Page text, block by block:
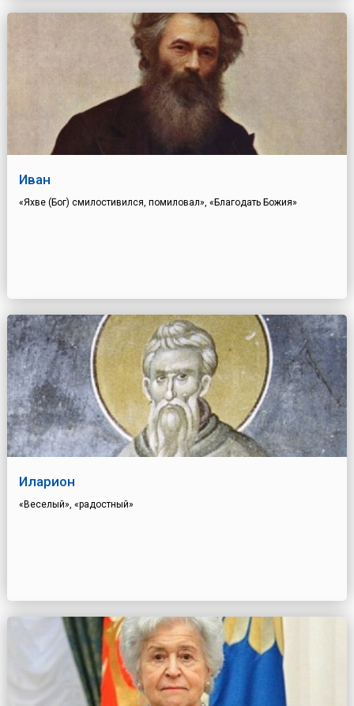
Иван
«Яхве (Бог) смилостивился, помиловал», «Благодать Божия»
Иларион
«Веселый», «радостный»